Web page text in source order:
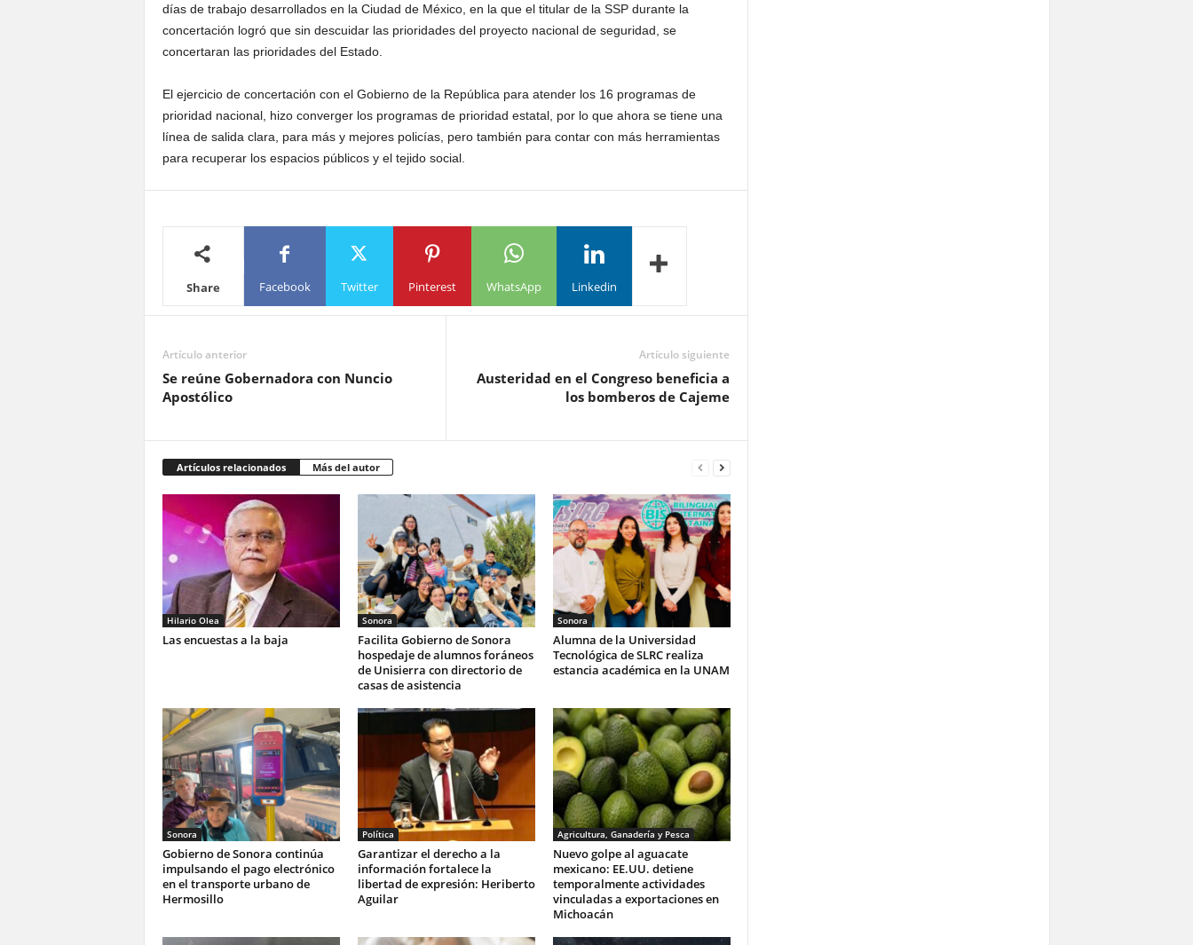
días de trabajo desarrollados en la Ciudad de México, en la que el titular de la SSP durante la
concertación logró que sin descuidar las prioridades del proyecto nacional de seguridad, se
concertaran las prioridades del Estado.
El ejercicio de concertación con el Gobierno de la República para atender los 16 programas de
prioridad nacional, hizo converger los programas de prioridad estatal, por lo que ahora se tiene una
línea de salida clara, para más y mejores policías, pero también para contar con más herramientas
para recuperar los espacios públicos y el tejido social.
Share Facebook Twitter Pinterest WhatsApp Linkedin
Artículo anterior
Se reúne Gobernadora con Nuncio
Apostólico
Artículo siguiente
Austeridad en el Congreso beneficia a
los bomberos de Cajeme
Artículos relacionados Más del autor
Hilario Olea
Las encuestas a la baja
Sonora
Facilita Gobierno de Sonora
hospedaje de alumnos foráneos
de Unisierra con directorio de
casas de asistencia
Sonora
Alumna de la Universidad
Tecnológica de SLRC realiza
estancia académica en la UNAM
Sonora
Gobierno de Sonora continúa
impulsando el pago electrónico
en el transporte urbano de
Hermosillo
Política
Garantizar el derecho a la
información fortalece la
libertad de expresión: Heriberto
Aguilar
Agricultura, Ganadería y Pesca
Nuevo golpe al aguacate
mexicano: EE.UU. detiene
temporalmente actividades
vinculadas a exportaciones en
Michoacán